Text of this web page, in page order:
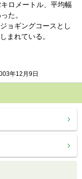
ロメートル、平均幅
た。
ョギングコースとし
まれている。
年12月9日